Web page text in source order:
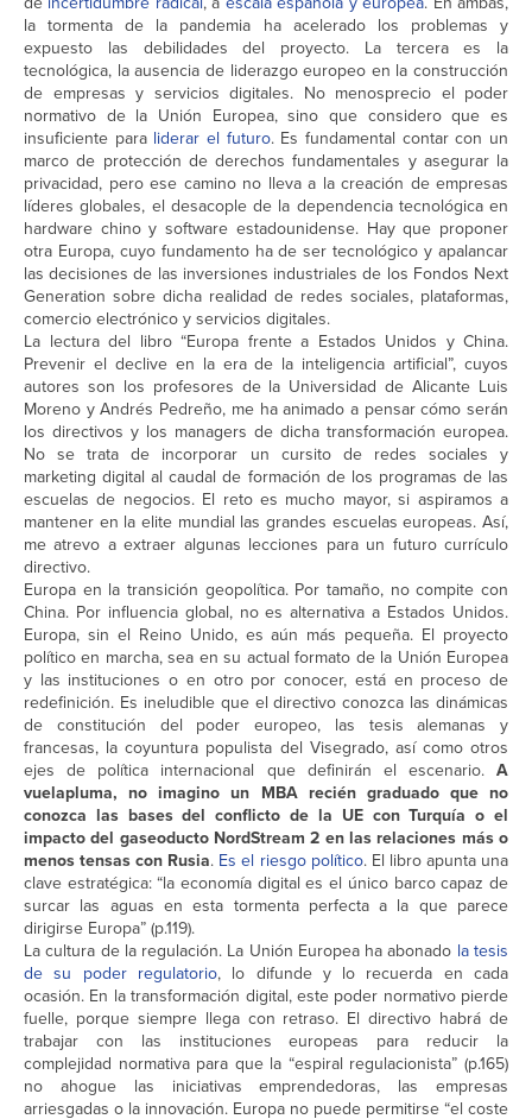
la tormenta de la pandemia ha acelerado los problemas y
expuesto las debilidades del proyecto. La tercera es la
tecnológica, la ausencia de liderazgo europeo en la construcción
de empresas y servicios digitales. No menosprecio el poder
normativo de la Unión Europea, sino que considero que es
insuficiente para liderar el futuro. Es fundamental contar con un
marco de protección de derechos fundamentales y asegurar la
privacidad, pero ese camino no lleva a la creación de empresas
líderes globales, el desacople de la dependencia tecnológica en
hardware chino y software estadounidense. Hay que proponer
otra Europa, cuyo fundamento ha de ser tecnológico y apalancar
las decisiones de las inversiones industriales de los Fondos Next
Generation sobre dicha realidad de redes sociales, plataformas,
comercio electrónico y servicios digitales.
La lectura del libro “Europa frente a Estados Unidos y China.
Prevenir el declive en la era de la inteligencia artificial”, cuyos
autores son los profesores de la Universidad de Alicante Luis
Moreno y Andrés Pedreño, me ha animado a pensar cómo serán
los directivos y los managers de dicha transformación europea.
No se trata de incorporar un cursito de redes sociales y
marketing digital al caudal de formación de los programas de las
escuelas de negocios. El reto es mucho mayor, si aspiramos a
mantener en la elite mundial las grandes escuelas europeas. Así,
me atrevo a extraer algunas lecciones para un futuro currículo
directivo.
Europa en la transición geopolítica. Por tamaño, no compite con
China. Por influencia global, no es alternativa a Estados Unidos.
Europa, sin el Reino Unido, es aún más pequeña. El proyecto
político en marcha, sea en su actual formato de la Unión Europea
y las instituciones o en otro por conocer, está en proceso de
redefinición. Es ineludible que el directivo conozca las dinámicas
de constitución del poder europeo, las tesis alemanas y
francesas, la coyuntura populista del Visegrado, así como otros
ejes de política internacional que definirán el escenario. A
vuelapluma, no imagino un MBA recién graduado que no
conozca las bases del conflicto de la UE con Turquía o el
impacto del gaseoducto NordStream 2 en las relaciones más o
menos tensas con Rusia. Es el riesgo político. El libro apunta una
clave estratégica: “la economía digital es el único barco capaz de
surcar las aguas en esta tormenta perfecta a la que parece
dirigirse Europa” (p.119).
La cultura de la regulación. La Unión Europea ha abonado la tesis
de su poder regulatorio, lo difunde y lo recuerda en cada
ocasión. En la transformación digital, este poder normativo pierde
fuelle, porque siempre llega con retraso. El directivo habrá de
trabajar con las instituciones europeas para reducir la
complejidad normativa para que la “espiral regulacionista” (p.165)
no ahogue las iniciativas emprendedoras, las empresas
arriesgadas o la innovación. Europa no puede permitirse “el coste